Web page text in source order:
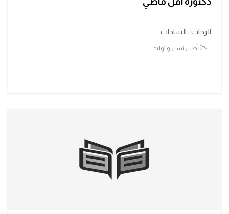
الرحاب : السادات
أطباء نساء و توليد